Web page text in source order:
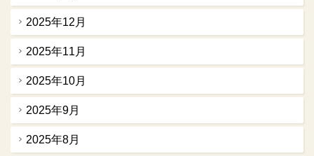
2025年12月
2025年11月
2025年10月
2025年9月
2025年8月